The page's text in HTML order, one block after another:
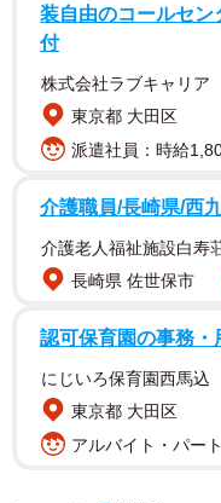
しかも、それが1歳の
日の夜のこと。夫さん
言ったそうですが、つ
ゃない」と呆れ果てま
装自由のコールセ
付
株式会社ラブキャリア
東京都 大田区
派遣社員：時給
介護職員/長崎県/西
介護老人福祉施設白寿
長崎県 佐世保市
認可保育園の事務・
にじいろ保育園西馬込
東京都 大田区
アルバイト・パー